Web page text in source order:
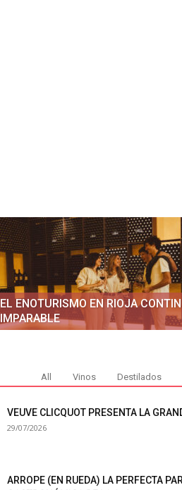
EL ENOTURISMO EN RIOJA
IMPARABLE
All Vinos Destilados
VEUVE CLICQUOT PRESENTA LA
29/07/2026
ARROPE (EN RUEDA) LA PERFECTA